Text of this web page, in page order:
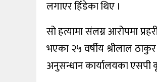
लगाएर हिँडेका थिए ।
सो हत्यामा संलग्न आरोपमा
भएका २५ वर्षीय श्रीलाल
अनुसन्धान कार्यालयका एसपी